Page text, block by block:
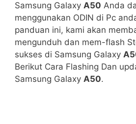
Samsung Galaxy A50 Anda
menggunakan ODIN di Pc
panduan ini, kami akan
mengunduh dan mem-flash
sukses di Samsung Galaxy
Berikut Cara Flashing Dan
Samsung Galaxy A50.